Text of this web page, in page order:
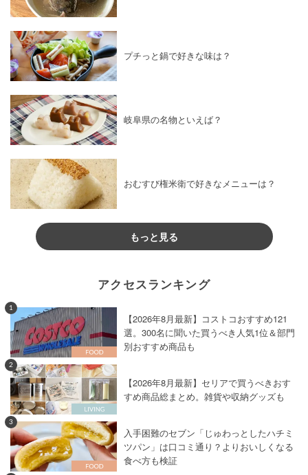
プチっと鍋で好きな味は？
岐阜県の名物といえば？
おむすび権米衛で好きなメニューは？
もっと見る
アクセスランキング
1
【2026年8月最新】コストコおすすめ121
選。300名に聞いた買うべき人気1位＆部門
別おすすめ商品も
2
【2026年8月最新】セリアで買うべきおす
すめ商品総まとめ。雑貨や収納グッズも
3
入手困難のセブン「じゅわっとしたハチミ
ツパン」は口コミ通り？よりおいしくなる
食べ方も検証